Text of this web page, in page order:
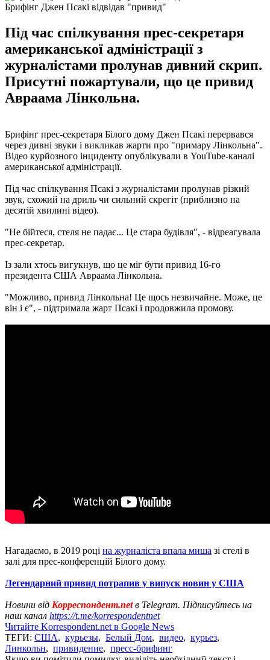
Брифінг Джен Псакі відвідав "привид"
Під час спілкування прес-секретаря
американської адміністрації з
журналістами пролунав дивний скрип.
Присутні пожартували, що це привид
Авраама Лінкольна.
Брифінг прес-секретаря Білого дому Джен Псакі перервався
через дивні звуки і викликав жарти про "примару Лінкольна".
Відео курйозного інциденту опублікували в YouTube-каналі
американської адміністрації.
Під час спілкування Псакі з журналістами пролунав різкий
звук, схожий на дриль чи сильний скрегіт (приблизно на
десятій хвилині відео).
"Не бійтеся, стеля не падає... Це стара будівля", - відреагувала
прес-секретар.
Із зали хтось вигукнув, що це міг бути привид 16-го
президента США Авраама Лінкольна.
"Можливо, привид Лінкольна! Це щось незвичайне. Може, це
він і є", - підтримала жарт Псакі і продовжила промову.
Нагадаємо, в 2019 році на журналіста впала миша зі стелі в
залі для прес-конференцій Білого дому.
Легендарний привид потрапив у випуск новин у США
Новини від Корреспондент.netв Telegram. Підписуйтесь на
наш канал https://t.me/korrespondentnet
Читайте Korrespondent.net в Google News
ТЕГИ: США, курьезы, Белый Дом, видео, курьез,
Линкольн, привидение, пресс-брифинг